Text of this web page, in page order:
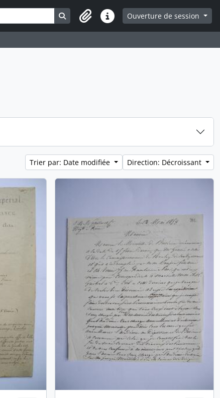
Search in browse page
Liens rapidesOuverture de session
Trier par: Date modifiée Direction: Décroissant